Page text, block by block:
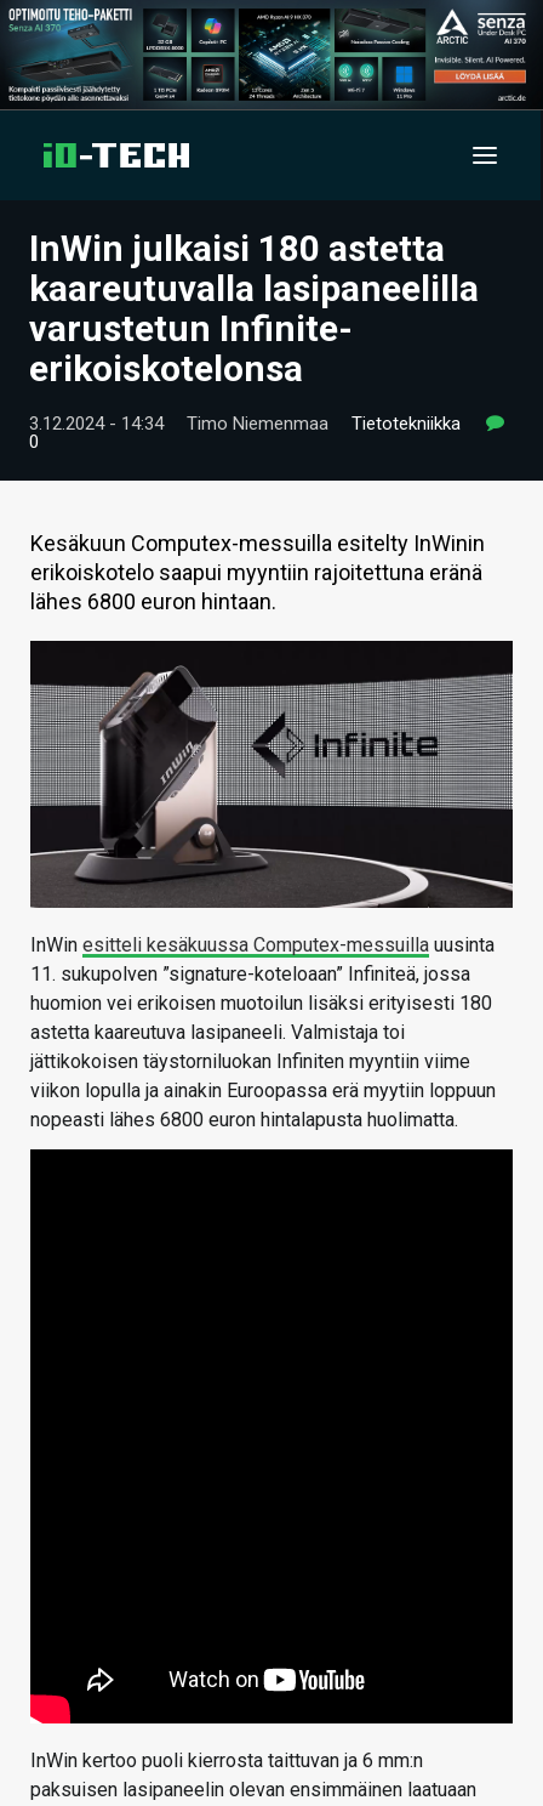
UUTISET
ARTIKKELIT
VIDEOT
TECHBBS
KAUPPA
HAKU
InWin julkaisi 180 astetta
kaareutuvalla lasipaneelilla
varustetun Infinite-
erikoiskotelonsa
3.12.2024 - 14:34 Timo Niemenmaa
Tietotekniikka
0
Kesäkuun Computex-messuilla esitelty InWinin
erikoiskotelo saapui myyntiin rajoitettuna eränä
lähes 6800 euron hintaan.
InWin esitteli kesäkuussa Computex-messuilla uusinta
11. sukupolven ”signature-koteloaan” Infiniteä, jossa
huomion vei erikoisen muotoilun lisäksi erityisesti 180
astetta kaareutuva lasipaneeli. Valmistaja toi
jättikokoisen täystorniluokan Infiniten myyntiin viime
viikon lopulla ja ainakin Euroopassa erä myytiin loppuun
nopeasti lähes 6800 euron hintalapusta huolimatta.
InWin kertoo puoli kierrosta taittuvan ja 6 mm:n
paksuisen lasipaneelin olevan ensimmäinen laatuaan